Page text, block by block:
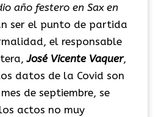
año festero en Sax en
ser el punto de partida
el responsable
José Vicente Vaquer,
datos de la Covid son
de septiembre, se
actos no muy